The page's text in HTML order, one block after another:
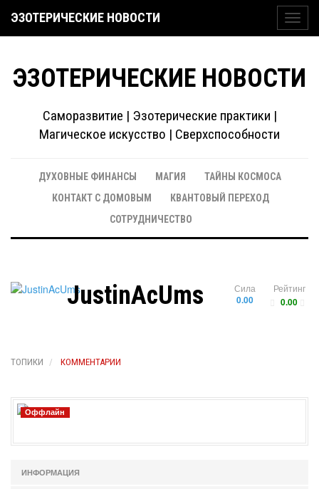
ЭЗОТЕРИЧЕСКИЕ НОВОСТИ
ЭЗОТЕРИЧЕСКИЕ НОВОСТИ
Саморазвитие | Эзотерические практики |
Магическое искусство | Сверхспособности
ДУХОВНЫЕ ФИНАНСЫ МАГИЯ
ТАЙНЫ КОСМОСА
КОНТАКТ С ДОМОВЫМ
КВАНТОВЫЙ ПЕРЕХОД
СОТРУДНИЧЕСТВО
Рейтинг
0.00
Сила
0.00
JustinAcUms
ТОПИКИ КОММЕНТАРИИ
Оффлайн
ИНФОРМАЦИЯ